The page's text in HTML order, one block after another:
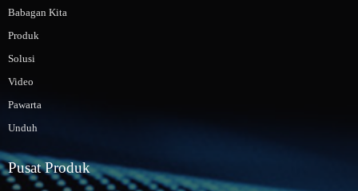
Babagan Kita
Produk
Solusi
Video
Pawarta
Unduh
Pusat Produk